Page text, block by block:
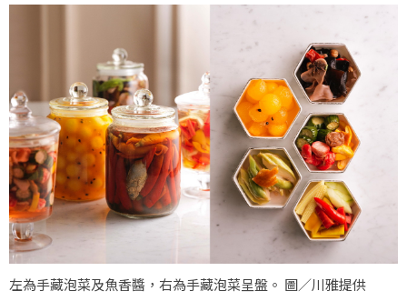
左為手藏泡菜及魚香醬，右為手藏泡菜呈盤。 圖／川雅提供